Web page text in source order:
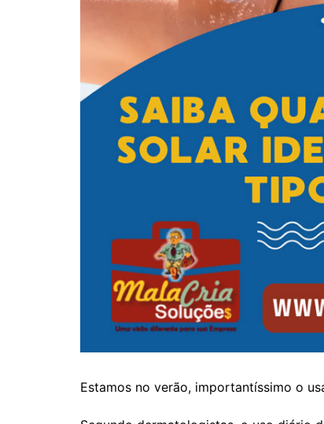
Estamos no verão, importantíssimo o